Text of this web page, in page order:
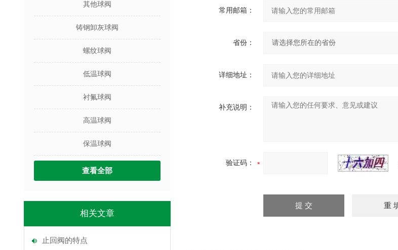
其他球阀
铸钢卸灰球阀
螺纹球阀
低温球阀
衬氟球阀
高温球阀
保温球阀
查看全部
相关文章
止回阀的特点
常用邮箱：
省份：
详细地址：
补充说明：
验证码：